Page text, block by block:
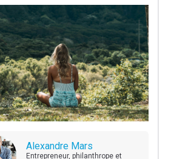
Alexandre Mars
Entrepreneur, philanthrope et